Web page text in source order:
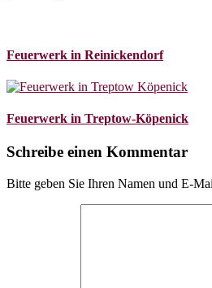
Feuerwerk in Reinickendorf
Feuerwerk in Treptow-Köpenick
Schreibe einen Kommentar
Bitte geben Sie Ihren Namen und E-